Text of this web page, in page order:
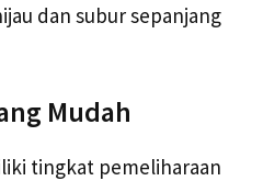
dan subur sepanjang
Mudah
tingkat pemeliharaan